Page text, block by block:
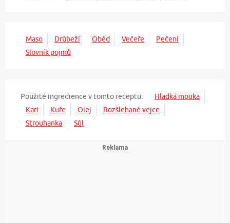
Maso Drůbeží Oběd Večeře
Pečení
Slovník pojmů
Použité ingredience v tomto receptu:
Hladká mouka
Kari
Kuře Olej
Rozšlehané vejce
Strouhanka
Sůl